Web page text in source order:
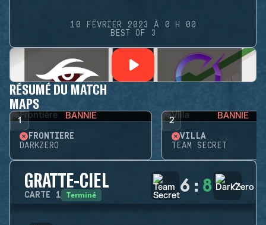
10 FÉVRIER 2023 À 0 H 00
BEST OF 3
RÉSUMÉ DU MATCH
MAPS
1 BANNIE
FRONTIÈRE
DARKZERO
2 BANNIE
VILLA
TEAM SECRET
GRATTE-CIEL
CARTE 1 Terminé 6 : 8